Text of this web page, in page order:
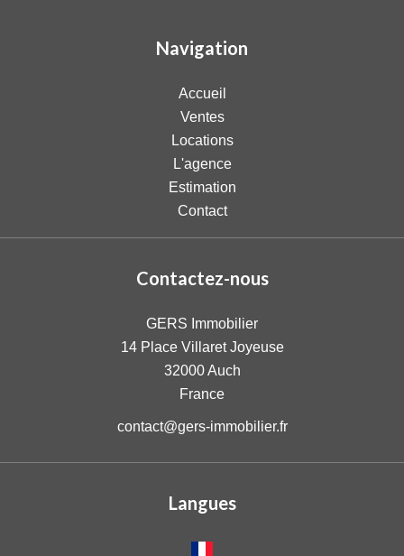
Navigation
Accueil
Ventes
Locations
L'agence
Estimation
Contact
Contactez-nous
GERS Immobilier
14 Place Villaret Joyeuse
32000Auch
France
contact@gers-immobilier.fr
Langues